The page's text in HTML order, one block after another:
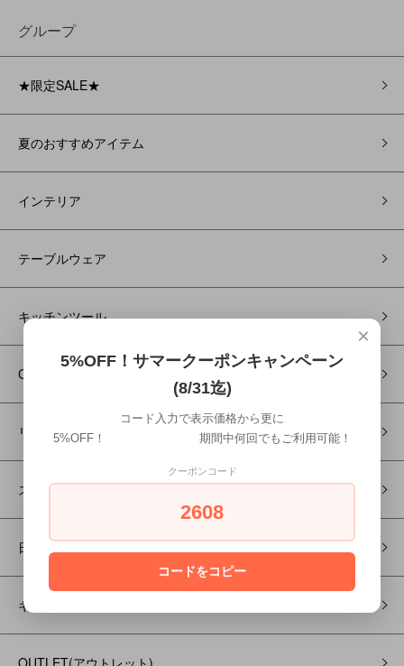
グループ
★限定SALE★
夏のおすすめアイテム
インテリア
テーブルウェア
キッチンツール
Coffee TOOL
リラクゼーション
ステーショナリー
日用生活雑貨
ギフトボックスセット
OUTLET(アウトレット)
×
5%OFF！サマークーポンキャンペーン
(8/31迄)
コード入力で表示価格から更に
5%OFF！ 期間中何回でもご利用可能！
クーポンコード
2608
コードをコピー